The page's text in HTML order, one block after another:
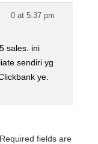
0 at 5:37 pm
sales. ini
sendiri yg
ye.
Required fields are